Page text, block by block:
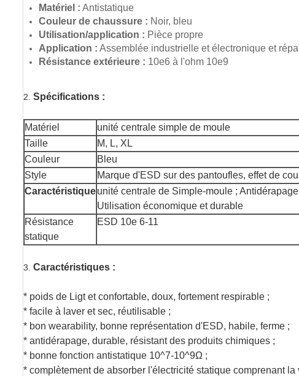
Matériel : Antistatique
Couleur de chaussure : Noir, bleu
Utilisation/application : Pièce propre
Application : Assemblée industrielle et électronique et
Résistance extérieure : 10e6 à l'ohm 10e9
2. Spécifications :
Matériel
unité centrale simple de moule
Taille
M, L, XL
Couleur
Bleu
Style
Marque d'ESD sur des pantoufles, effet de
Caractéristiqueunité centrale de Simple-moule ;
Utilisation économique et durable
Résistance
statique
ESD 10e 6-11
3. Caractéristiques :
* poids de Ligt et confortable, doux, fortement respirable ;
* facile à laver et sec, réutilisable ;
* bon wearability, bonne représentation d'ESD, habile, ferme ;
* antidérapage, durable, résistant des produits chimiques ;
* bonne fonction antistatique 10^7-10^9Ω ;
* complètement de absorber l'électricité statique comprenant la